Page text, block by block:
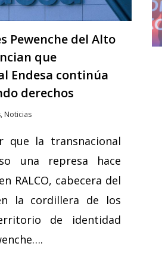
Pewenche del Alto
que
Endesa continúa
derechos
, Noticias
que la transnacional
una represa hace
RALCO, cabecera del
la cordillera de los
de identidad